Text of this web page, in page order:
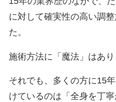
に対して確実性の高い調
た。
施術方法に「魔法」はあり
それでも、多くの方に15
けているのは「全身を丁寧